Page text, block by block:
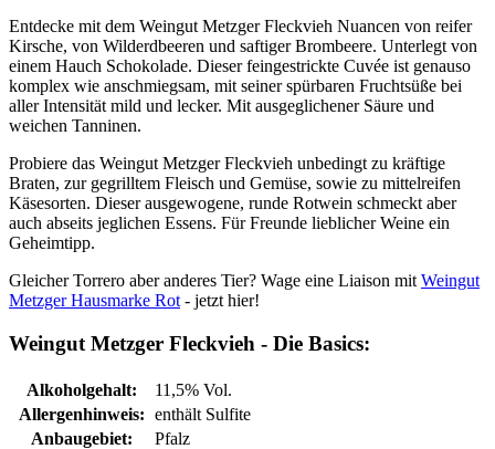
Entdecke mit dem Weingut Metzger Fleckvieh Nuancen von reifer
Kirsche, von Wilderdbeeren und saftiger Brombeere. Unterlegt von
einem Hauch Schokolade. Dieser feingestrickte Cuvée ist genauso
komplex wie anschmiegsam, mit seiner spürbaren Fruchtsüße bei
aller Intensität mild und lecker. Mit ausgeglichener Säure und
weichen Tanninen.
Probiere das Weingut Metzger Fleckvieh unbedingt zu kräftige
Braten, zur gegrilltem Fleisch und Gemüse, sowie zu mittelreifen
Käsesorten. Dieser ausgewogene, runde Rotwein schmeckt aber
auch abseits jeglichen Essens. Für Freunde lieblicher Weine ein
Geheimtipp.
Gleicher Torrero aber anderes Tier? Wage eine Liaison mit Weingut
Metzger Hausmarke Rot - jetzt hier!
Weingut Metzger Fleckvieh - Die Basics:
Alkoholgehalt:
11,5% Vol.
Allergenhinweis: enthält Sulfite
Anbaugebiet:
Pfalz